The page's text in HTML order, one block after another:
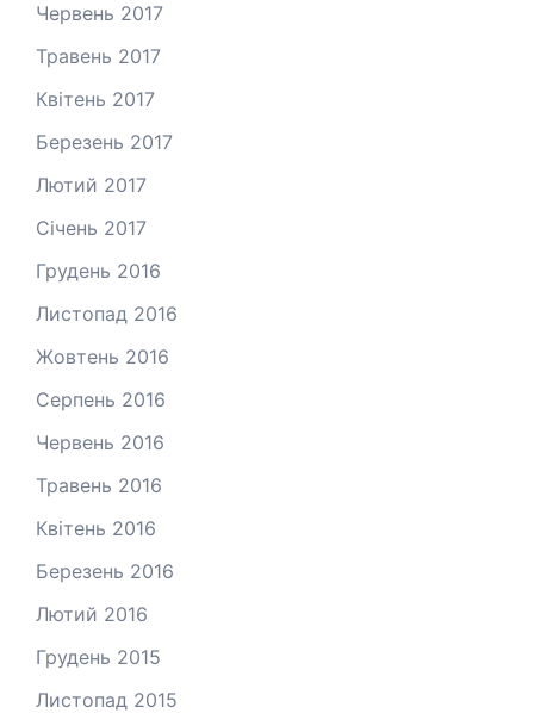
Червень 2017
Травень 2017
Квітень 2017
Березень 2017
Лютий 2017
Січень 2017
Грудень 2016
Листопад 2016
Жовтень 2016
Серпень 2016
Червень 2016
Травень 2016
Квітень 2016
Березень 2016
Лютий 2016
Грудень 2015
Листопад 2015